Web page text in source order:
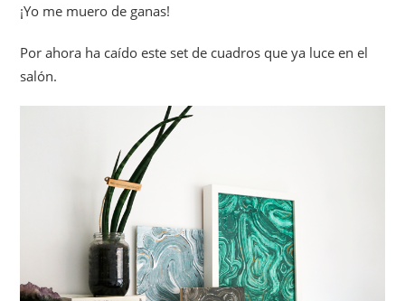
¡Yo me muero de ganas!
Por ahora ha caído este set de cuadros que ya luce en el
salón.